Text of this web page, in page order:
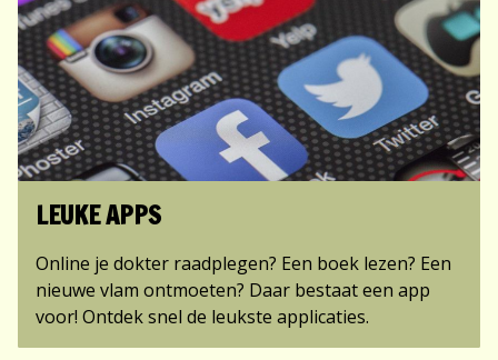
LEUKE APPS
Online je dokter raadplegen? Een boek lezen? Een
nieuwe vlam ontmoeten? Daar bestaat een app
voor! Ontdek snel de leukste applicaties.